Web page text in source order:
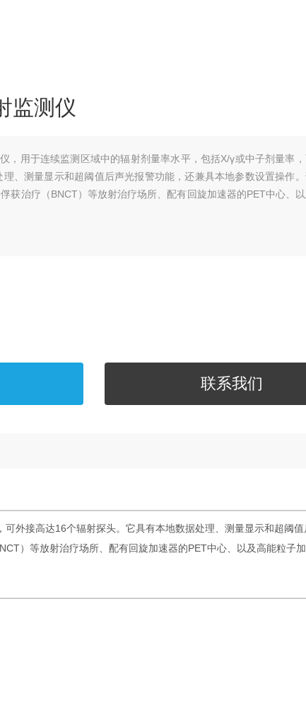
监测仪
，用于连续监测区域中的辐射剂量率水平，包括X/γ或中子剂量率
、测量显示和超阈值后声光报警功能，还兼具本地参数设置操作
获治疗（BNCT）等放射治疗场所、配有回旋加速器的PET中心、
联系我们
外接高达16个辐射探头。它具有本地数据处理、测量显示和超阈
）等放射治疗场所、配有回旋加速器的PET中心、以及高能粒子